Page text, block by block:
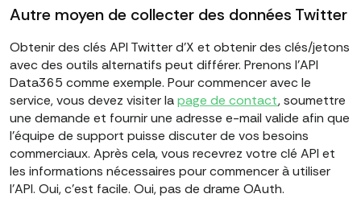
Autre moyen de collecter des données Twitter
Obtenir des clés API Twitter d'X et obtenir des clés/jetons
avec des outils alternatifs peut différer. Prenons l'API
Data365 comme exemple. Pour commencer avec le
service, vous devez visiter lapage de contact, soumettre
une demande et fournir une adresse e-mail valide afin que
l'équipe de support puisse discuter de vos besoins
commerciaux. Après cela, vous recevrez votre clé API et
les informations nécessaires pour commencer à utiliser
l'API. Oui, c'est facile. Oui, pas de drame OAuth.